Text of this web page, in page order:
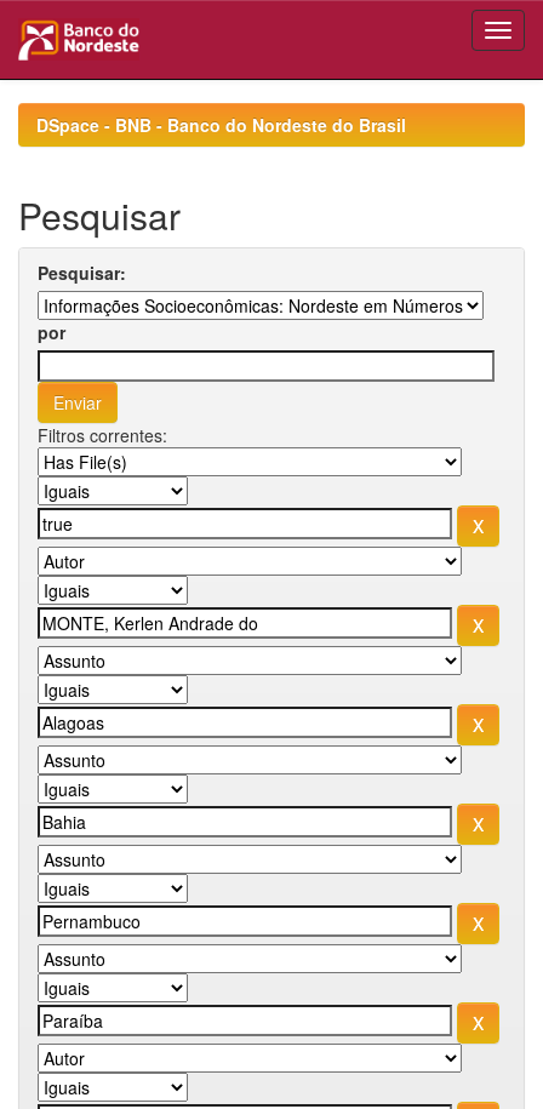
navigationDSpace - BNB - Banco do Nordeste do Brasil
Pesquisar
Pesquisar:
por
Filtros correntes: